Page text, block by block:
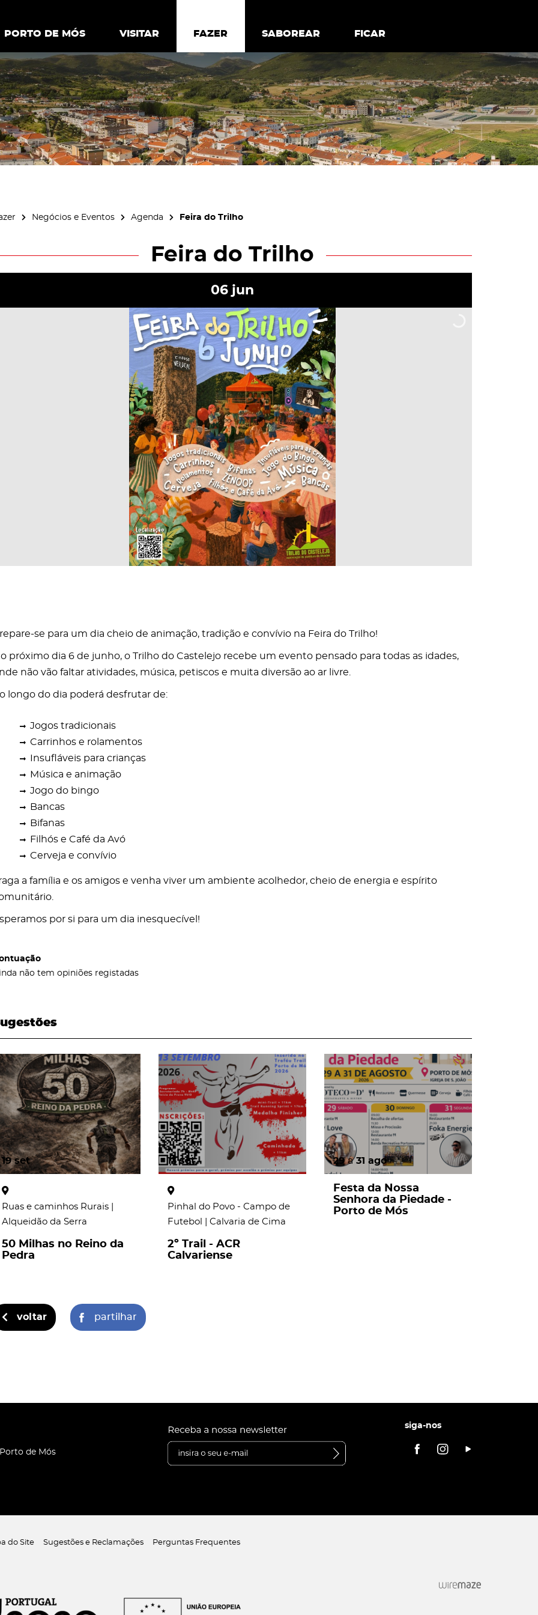
PORTO DE MÓS
VISITAR FAZER SABOREAR FICAR
PORTO DE MÓS VISITAR FAZER SABOREAR FICAR
Negócios e Eventos Agenda Feira do Trilho
Feira do Trilho
06 jun
se para um dia cheio de animação, tradição e convívio na Feira do Trilho!
próximo dia 6 de junho, o Trilho do Castelejo recebe um evento pensado para todas as idades,
não vão faltar atividades, música, petiscos e muita diversão ao ar livre.
longo do dia poderá desfrutar de:
Jogos tradicionais
Carrinhos e rolamentos
Insufláveis para crianças
Música e animação
Jogo do bingo
Bancas
Bifanas
Filhós e Café da Avó
Cerveja e convívio
a família e os amigos e venha viver um ambiente acolhedor, cheio de energia e espírito
por si para um dia inesquecível!
não tem opiniões registadas
19 set
Ruas e caminhos Rurais |
Alqueidão da Serra
50 Milhas no Reino da
Pedra
page
13 set
Pinhal do Povo - Campo de
Futebol | Calvaria de Cima
2º Trail - ACR
Calvariense
page
29 a 31 ago
Festa da Nossa
Senhora da Piedade -
Porto de Mós
voltar partilhar
de Mós
siga-nos
do Site Sugestões e Reclamações Perguntas Frequentes